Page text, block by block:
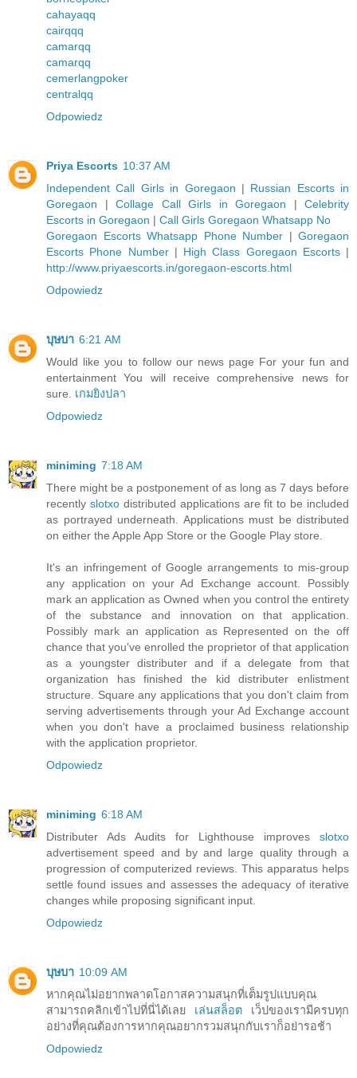
cahayaqq
cairqqq
camarqq
camarqq
cemerlangpoker
centralqq
Odpowiedz
Priya Escorts 10:37 AM
Independent Call Girls in Goregaon | Russian Escorts in
Goregaon | Collage Call Girls in Goregaon | Celebrity
Escorts in Goregaon | Call Girls Goregaon Whatsapp No
Goregaon Escorts Whatsapp Phone Number | Goregaon
Escorts Phone Number| High Class Goregaon Escorts|
http://www.priyaescorts.in/goregaon-escorts.html
Odpowiedz
บุษบา 6:21 AM
Would like you to follow our news page For your fun and
entertainment You will receive comprehensive news for
sure. เกมยิงปลา
Odpowiedz
miniming 7:18 AM
There might be a postponement of as long as 7 days before
recently slotxodistributed applications are fit to be included
as portrayed underneath. Applications must be distributed
on either the Apple App Store or the Google Play store.
It's an infringement of Google arrangements to mis-group
any application on your Ad Exchange account. Possibly
mark an application as Owned when you control the entirety
of the substance and innovation on that application.
Possibly mark an application as Represented on the off
chance that you've enrolled the proprietor of that application
as a youngster distributer and if a delegate from that
organization has finished the kid distributer enlistment
structure. Square any applications that you don't claim from
serving advertisements through your Ad Exchange account
when you don't have a proclaimed business relationship
with the application proprietor.
Odpowiedz
miniming 6:18 AM
Distributer Ads Audits for Lighthouse improves slotxo
advertisement speed and by and large quality through a
progression of computerized reviews. This apparatus helps
settle found issues and assesses the adequacy of iterative
changes while proposing significant input.
Odpowiedz
บุษบา 10:09 AM
หากคุณไม่อยากพลาดโอกาสความสนุกที่เต็มรูปแบบคุณ
สามารถคลิกเข้าไปที่นี่ได้เลย เล่นสล็อต เว็ปของเรามีครบทุก
อย่างที่คุณต้องการหากคุณอยากรวมสนุกกับเราก็อย่ารอช้า
Odpowiedz